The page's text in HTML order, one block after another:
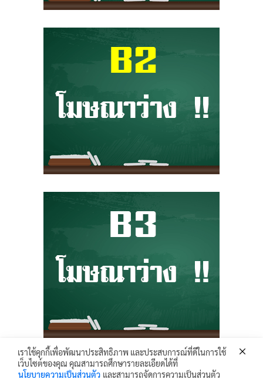
Krunhongonline.com © 2017 - All Rights Reserved.
เราใช้คุกกี้เพื่อพัฒนาประสิทธิภาพ และประสบการณ์ที่ดีในการใช้
เว็บไซต์ของคุณ คุณสามารถศึกษารายละเอียดได้ที่
นโยบายความเป็นส่วนตัว และสามารถจัดการความเป็นส่วนตัว